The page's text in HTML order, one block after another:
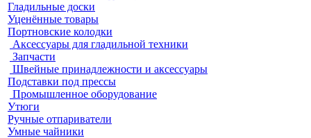
Гладильные доски
Уценённые товары
Портновские колодки
Аксессуары для гладильной техники
Запчасти
Швейные принадлежности и аксессуары
Подставки под прессы
Промышленное оборудование
Утюги
Ручные отпариватели
Умные чайники